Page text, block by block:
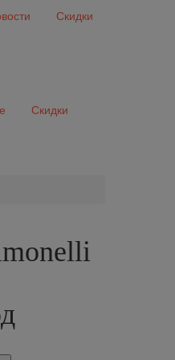
Скидки
Скидки